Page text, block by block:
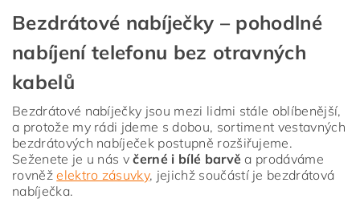
Bezdrátové nabíječky – pohodlné
nabíjení telefonu bez otravných
kabelů
Bezdrátové nabíječky jsou mezi lidmi stále oblíbenější,
a protože my rádi jdeme s dobou, sortiment vestavných
bezdrátových nabíječek postupně rozšiřujeme.
Seženete je u nás včerné i bílé barvě a prodáváme
rovněželektro zásuvky, jejichž součástí je bezdrátová
nabíječka.